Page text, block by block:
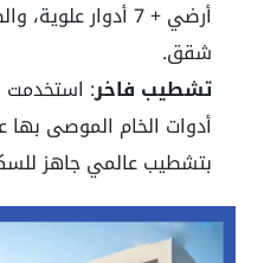
شقق.
تشطيب فاخر: استخدمت
أدوات الخام الموصى
بتشطيب عالمي جاهز